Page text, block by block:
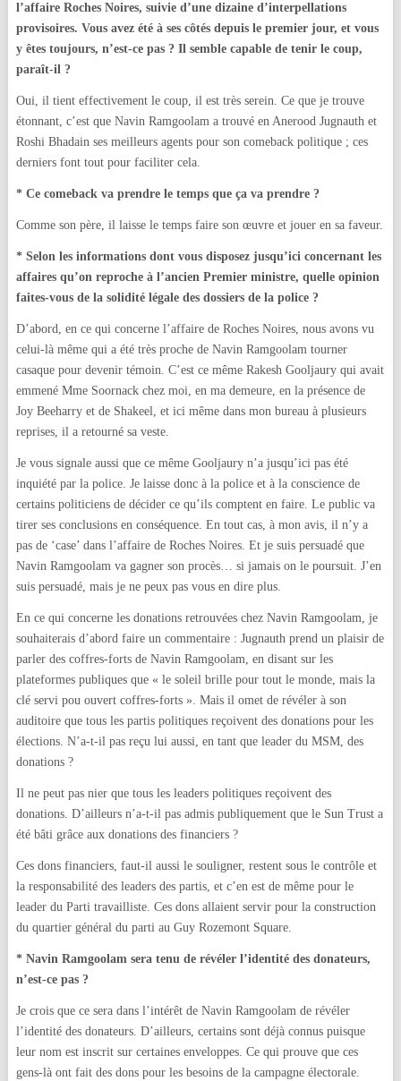
l’affaire Roches Noires, suivie d’une dizaine d’interpellations
provisoires. Vous avez été à ses côtés depuis le premier jour, et vous
y êtes toujours, n’est-ce pas ? Il semble capable de tenir le coup,
paraît-il ?
Oui, il tient effectivement le coup, il est très serein. Ce que je trouve
étonnant, c’est que Navin Ramgoolam a trouvé en Anerood Jugnauth et
Roshi Bhadain ses meilleurs agents pour son comeback politique ; ces
derniers font tout pour faciliter cela.
* Ce comeback va prendre le temps que ça va prendre ?
Comme son père, il laisse le temps faire son œuvre et jouer en sa faveur.
* Selon les informations dont vous disposez jusqu’ici concernant les
affaires qu’on reproche à l’ancien Premier ministre, quelle opinion
faites-vous de la solidité légale des dossiers de la police ?
D’abord, en ce qui concerne l’affaire de Roches Noires, nous avons vu
celui-là même qui a été très proche de Navin Ramgoolam tourner
casaque pour devenir témoin. C’est ce même Rakesh Gooljaury qui avait
emmené Mme Soornack chez moi, en ma demeure, en la présence de
Joy Beeharry et de Shakeel, et ici même dans mon bureau à plusieurs
reprises, il a retourné sa veste.
Je vous signale aussi que ce même Gooljaury n’a jusqu’ici pas été
inquiété par la police. Je laisse donc à la police et à la conscience de
certains politiciens de décider ce qu’ils comptent en faire. Le public va
tirer ses conclusions en conséquence. En tout cas, à mon avis, il n’y a
pas de ‘case’ dans l’affaire de Roches Noires. Et je suis persuadé que
Navin Ramgoolam va gagner son procès… si jamais on le poursuit. J’en
suis persuadé, mais je ne peux pas vous en dire plus.
En ce qui concerne les donations retrouvées chez Navin Ramgoolam, je
souhaiterais d’abord faire un commentaire : Jugnauth prend un plaisir de
parler des coffres-forts de Navin Ramgoolam, en disant sur les
plateformes publiques que « le soleil brille pour tout le monde, mais la
clé servi pou ouvert coffres-forts ». Mais il omet de révéler à son
auditoire que tous les partis politiques reçoivent des donations pour les
élections. N’a-t-il pas reçu lui aussi, en tant que leader du MSM, des
donations ?
Il ne peut pas nier que tous les leaders politiques reçoivent des
donations. D’ailleurs n’a-t-il pas admis publiquement que le Sun Trust a
été bâti grâce aux donations des financiers ?
Ces dons financiers, faut-il aussi le souligner, restent sous le contrôle et
la responsabilité des leaders des partis, et c’en est de même pour le
leader du Parti travailliste. Ces dons allaient servir pour la construction
du quartier général du parti au Guy Rozemont Square.
* Navin Ramgoolam sera tenu de révéler l’identité des donateurs,
n’est-ce pas ?
Je crois que ce sera dans l’intérêt de Navin Ramgoolam de révéler
l’identité des donateurs. D’ailleurs, certains sont déjà connus puisque
leur nom est inscrit sur certaines enveloppes. Ce qui prouve que ces
gens-là ont fait des dons pour les besoins de la campagne électorale.